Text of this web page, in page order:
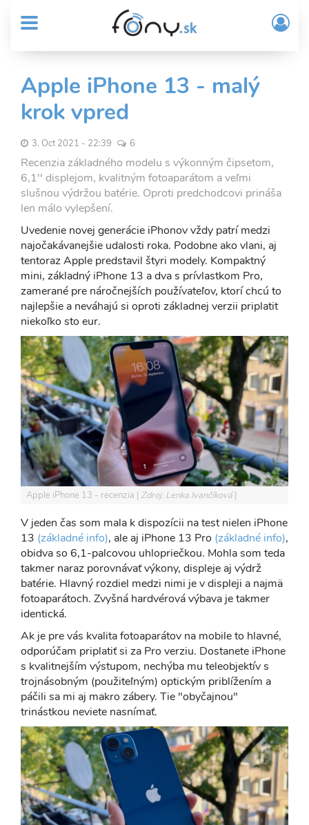
obsah
MENU
Sub
Header
menu
User
account
menu
/
Apple iPhone 13 - malý
krok vpred
3. Oct 2021 - 22:39 6
Recenzia základného modelu s výkonným čipsetom,
6,1'' displejom, kvalitným fotoaparátom a veľmi
slušnou výdržou batérie. Oproti predchodcovi prináša
len málo vylepšení.
Uvedenie novej generácie iPhonov vždy patrí medzi
najočakávanejšie udalosti roka. Podobne ako vlani, aj
tentoraz Apple predstavil štyri modely. Kompaktný
mini, základný iPhone 13 a dva s prívlastkom Pro,
zamerané pre náročnejších používateľov, ktorí chcú to
najlepšie a neváhajú si oproti základnej verzii priplatit
niekoľko sto eur.
Apple iPhone 13 - recenzia Zdroj: Lenka Ivančíková
V jeden čas som mala k dispozícii na test nielen iPhone
13 (základné info), ale aj iPhone 13 Pro (základné info),
obidva so 6,1-palcovou uhlopriečkou. Mohla som teda
takmer naraz porovnávať výkony, displeje aj výdrž
batérie. Hlavný rozdiel medzi nimi je v displeji a najmä
fotoaparátoch. Zvyšná hardvérová výbava je takmer
identická.
Ak je pre vás kvalita fotoaparátov na mobile to hlavné,
odporúčam priplatiť si za Pro verziu. Dostanete iPhone
s kvalitnejším výstupom, nechýba mu teleobjektív s
trojnásobným (použiteľným) optickým priblížením a
páčili sa mi aj makro zábery. Tie "obyčajnou"
trinástkou neviete nasnímať.